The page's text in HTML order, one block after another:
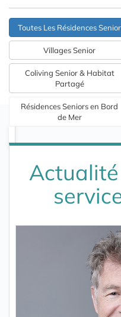
Toutes Les Résidences Senior
Villages Senior
Coliving Senior & Habitat
Partagé
Résidences Seniors en Bord
de Mer
Actualité